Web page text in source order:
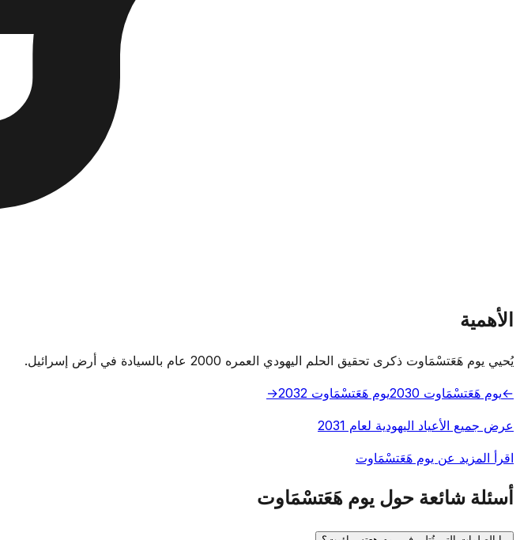
الأهمية
يُحيي يوم هَعَتسْمَاوت ذكرى تحقيق الحلم اليهودي العمره 2000 عام بالسيادة في أرض إسرائيل.
←يوم هَعَتسْمَاوت 2030 يوم هَعَتسْمَاوت 2032 →
عرض جميع الأعياد اليهودية لعام 2031
اقرأ المزيد عن يوم هَعَتسْمَاوت
أسئلة شائعة حول يوم هَعَتسْمَاوت